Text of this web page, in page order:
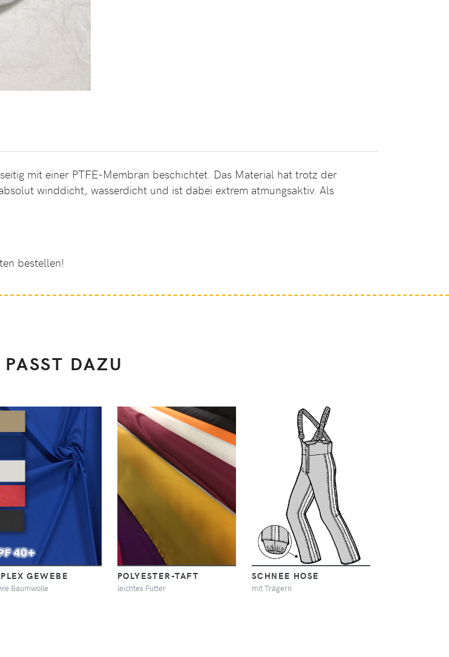
mit einer PTFE-Membran beschichtet. Das Material hat trotz der
winddicht, wasserdicht und ist dabei extrem atmungsaktiv. Als
bestellen!
PASST DAZU
GEWEBE
Baumwolle
POLYESTER-TAFT
leichtes Futter
SCHNEE HOSE
mit Trägern